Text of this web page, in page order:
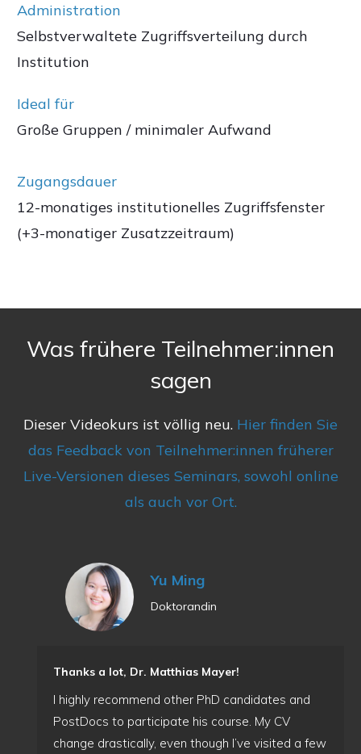
Administration
Selbstverwaltete Zugriffsverteilung durch
Institution
Ideal für
Große Gruppen / minimaler Aufwand
Zugangsdauer
12-monatiges institutionelles Zugriffsfenster
(+3-monatiger Zusatzzeitraum)
Was frühere Teilnehmer:innen
sagen
Dieser Videokurs ist völlig neu. Hier finden Sie
das Feedback von Teilnehmer:innen früherer
Live-Versionen dieses Seminars, sowohl online
als auch vor Ort.
Yu Ming
Doktorandin
Thanks a lot, Dr. Matthias Mayer!
I highly recommend other PhD candidates and
PostDocs to participate his course. My CV
change drastically, even though I’ve visited a few